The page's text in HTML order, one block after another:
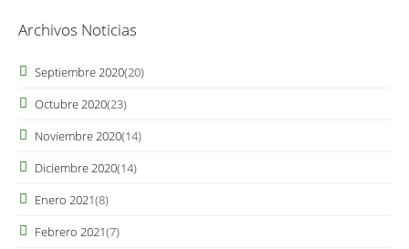
Archivos Noticias
Septiembre 2020(20)
Octubre 2020(23)
Noviembre 2020(14)
Diciembre 2020(14)
Enero 2021(8)
Febrero 2021(7)